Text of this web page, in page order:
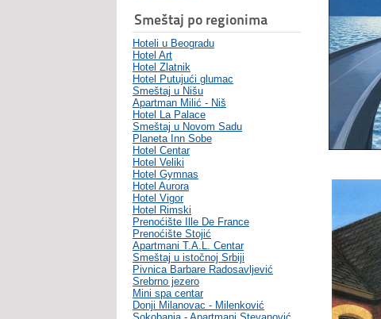
Smeštaj po regionima
Hoteli u Beogradu
Hotel Art
Hotel Zlatnik
Hotel Putujući glumac
Smeštaj u Nišu
Apartman Milić - Niš
Hotel La Palace
Smeštaj u Novom Sadu
Planeta Inn Sobe
Hotel Centar
Hotel Veliki
Hotel Gymnas
Hotel Aurora
Hotel Vigor
Hotel Rimski
Prenoćište Ille De France
Prenoćište Stojić
Apartmani T.A.L. Centar
Smeštaj u istočnoj Srbiji
Pivnica Barbare Radosavljević
Srebrno jezero
Mini spa centar
Donji Milanovac - Milenković